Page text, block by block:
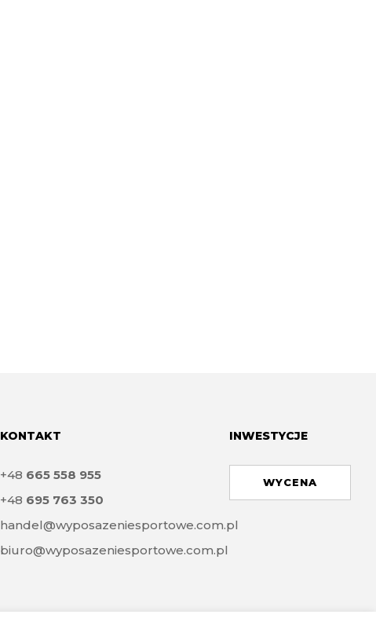
KONTAKT
+48 665 558 955
+48 695 763 350
handel@wyposazeniesportowe.com.pl
biuro@wyposazeniesportowe.com.pl
INWESTYCJE
WYCENA